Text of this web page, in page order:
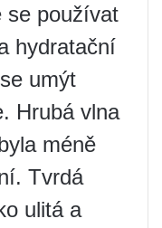
se používat
hydratační
umýt
Hrubá vlna
méně
Tvrdá
ulitá a